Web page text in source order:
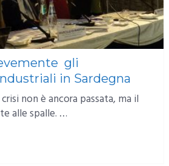
gli
in Sardegna
crisi non è ancora passata, ma il
alle spalle. …